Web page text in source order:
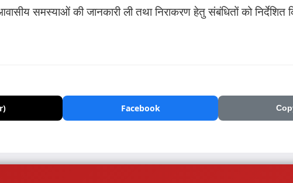
समस्याओं की जानकारी ली तथा निराकरण हेतु संबंधितों को निर्देशित
Facebook